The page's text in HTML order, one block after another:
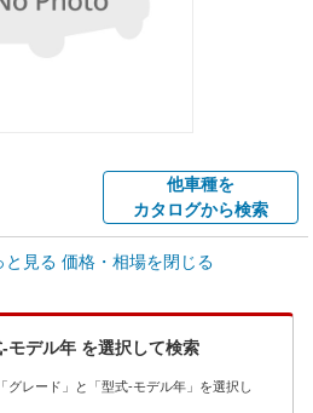
他車種を
カタログから検索
車買取相場
楽天Car車検で
店舗を検索
と見る 価格・相場を閉じる
モデル年 を選択して検索
グレード」と「型式-モデル年」を選択し